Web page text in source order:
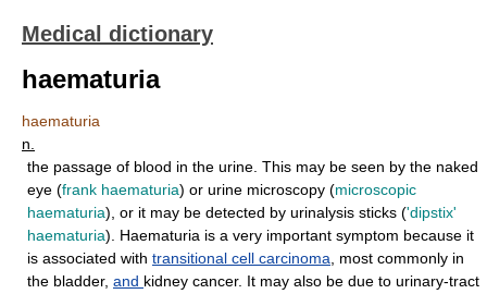
Medical dictionary
haematuria
haematuria
n.
the passage of blood in the urine. This may be seen by the naked
eye (frank haematuria) or urine microscopy (microscopic
haematuria), or it may be detected by urinalysis sticks ('dipstix'
haematuria). Haematuria is a very important symptom because it
is associated with transitional cell carcinoma , most commonly in
the bladder, and kidney cancer. It may also be due to urinary-tract